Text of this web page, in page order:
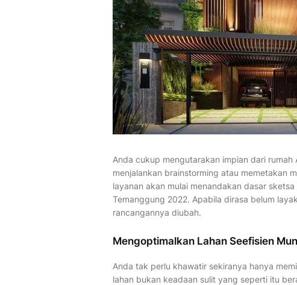
Anda cukup mengutarakan impian dari
menjalankan brainstorming atau memetakan
layanan akan mulai menandakan dasar
Temanggung 2022. Apabila dirasa belum
rancangannya diubah.
Mengoptimalkan Lahan Seefisien
Anda tak perlu khawatir sekiranya hanya
lahan bukan keadaan sulit yang seperti itu